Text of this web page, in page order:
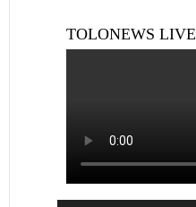
TOLONEWS LIVE